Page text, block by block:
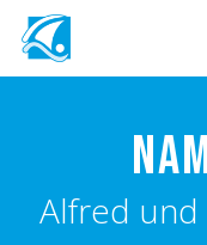
Skip
Alfred und